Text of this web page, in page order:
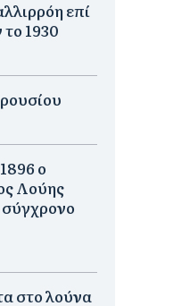
επί
1930
ο
Λούης
σύγχρονο
στο λούνα